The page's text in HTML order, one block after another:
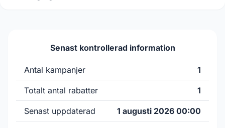
Senast kontrollerad information
Antal kampanjer 1
Totalt antal rabatter 1
Senast uppdaterad 1 augusti 2026 00:00